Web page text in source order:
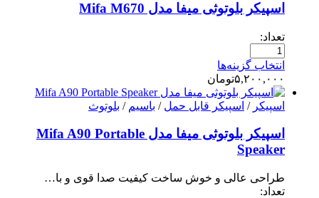
اسپیکر بلوتوثی میفا مدل Mifa M670
تعداد:
انتخاب گزینه‌ها
۵,۲۰۰,۰۰۰تومان
اسپیکر / اسپیکر قابل حمل / باسیم / بلوتوث
اسپیکر بلوتوثی میفا مدل Mifa A90 Portable
Speaker
طراحی عالی و خوش ساخت کیفیت صدا قوی و با…
تعداد: